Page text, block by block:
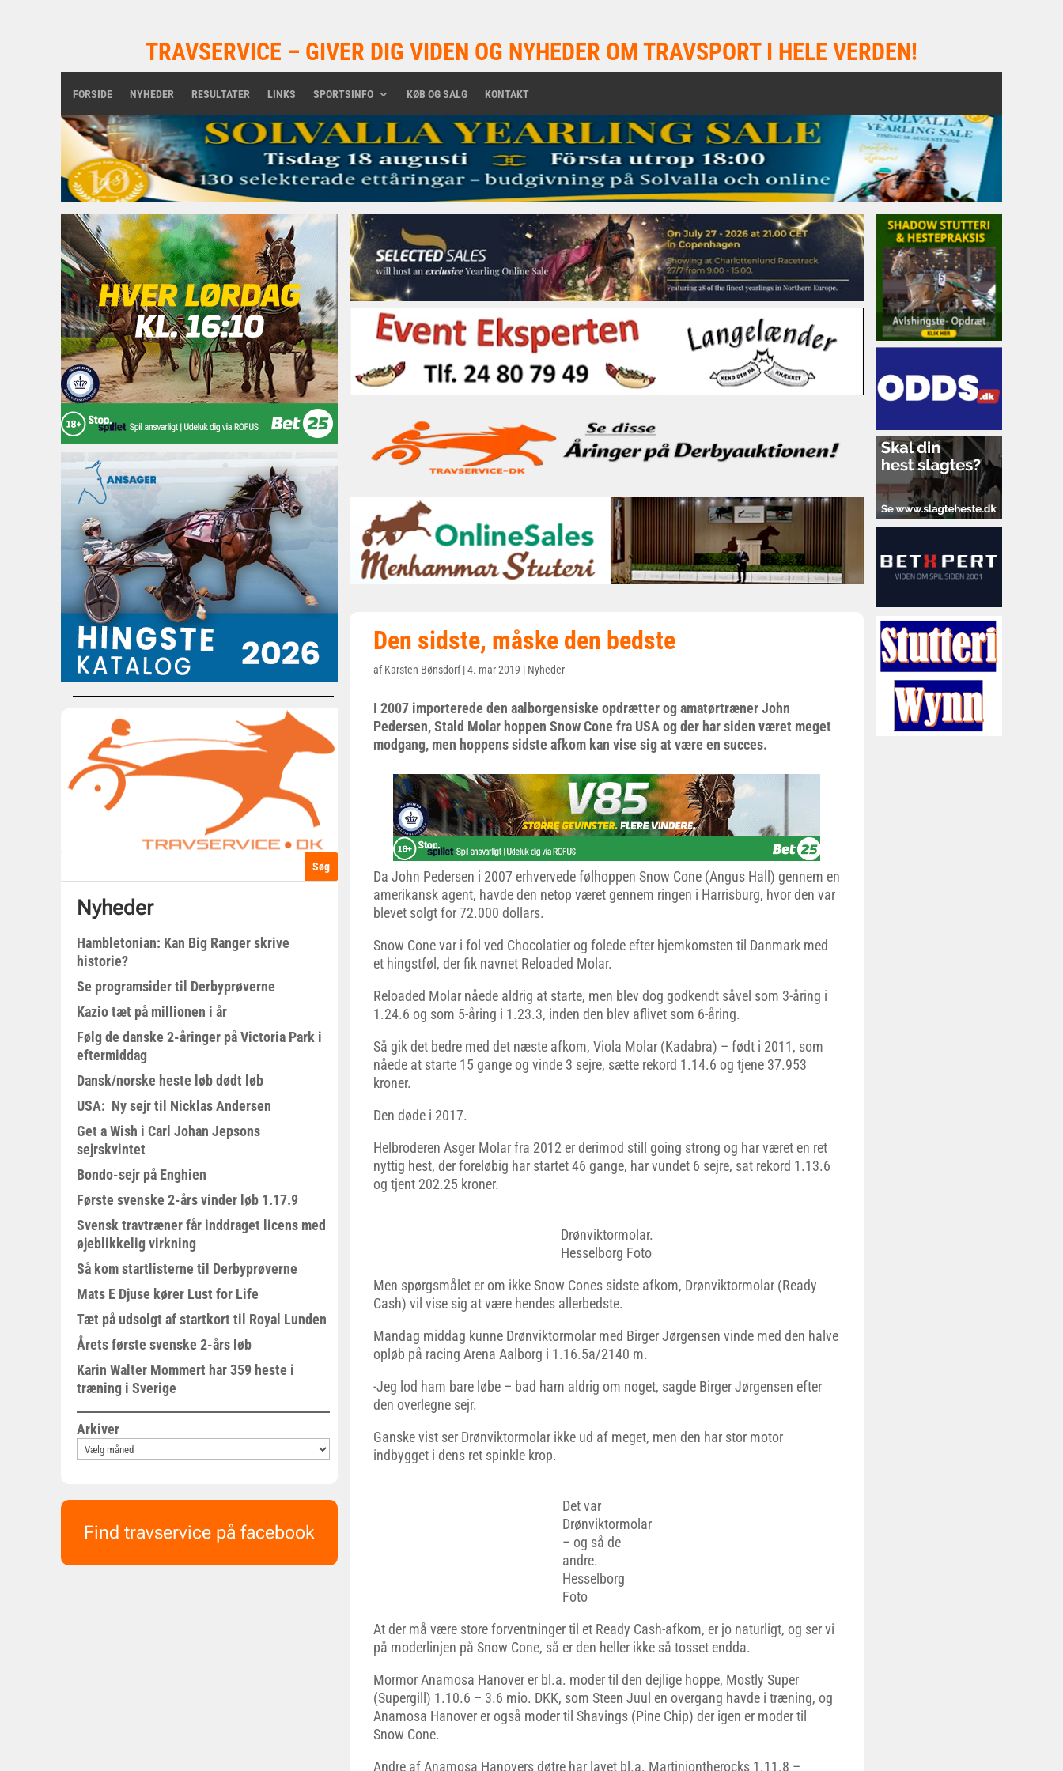
TRAVSERVICE – GIVER DIG VIDEN OG NYHEDER OM TRAVSPORT I HELE VERDEN!
FORSIDE NYHEDER RESULTATER LINKS SPORTSINFO KØB OG SALG KONTAKT
Nyheder
Hambletonian: Kan Big Ranger skrive
historie?
Se programsider til Derbyprøverne
Kazio tæt på millionen i år
Følg de danske 2-åringer på Victoria Park i
eftermiddag
Dansk/norske heste løb dødt løb
USA: Ny sejr til Nicklas Andersen
Get a Wish i Carl Johan Jepsons
sejrskvintet
Bondo-sejr på Enghien
Første svenske 2-års vinder løb 1.17.9
Svensk travtræner får inddraget licens med
øjeblikkelig virkning
Så kom startlisterne til Derbyprøverne
Mats E Djuse kører Lust for Life
Tæt på udsolgt af startkort til Royal Lunden
Årets første svenske 2-års løb
Karin Walter Mommert har 359 heste i
træning i Sverige
Arkiver
Find travservice på facebook
Den sidste, måske den bedste
afKarsten Bønsdorf|4. mar 2019 | Nyheder
I 2007 importerede den aalborgensiske opdrætter og amatørtræner John
Pedersen, Stald Molar hoppen Snow Cone fra USA og der har siden været meget
modgang, men hoppens sidste afkom kan vise sig at være en succes.
Da John Pedersen i 2007 erhvervede følhoppen Snow Cone (Angus Hall) gennem en
amerikansk agent, havde den netop været gennem ringen i Harrisburg, hvor den var
blevet solgt for 72.000 dollars.
Snow Cone var i fol ved Chocolatier og folede efter hjemkomsten til Danmark med
et hingstføl, der fik navnet Reloaded Molar.
Reloaded Molar nåede aldrig at starte, men blev dog godkendt såvel som 3-åring i
1.24.6 og som 5-åring i 1.23.3, inden den blev aflivet som 6-åring.
Så gik det bedre med det næste afkom, Viola Molar (Kadabra) – født i 2011, som
nåede at starte 15 gange og vinde 3 sejre, sætte rekord 1.14.6 og tjene 37.953
kroner.
Den døde i 2017.
Helbroderen Asger Molar fra 2012 er derimod still going strong og har været en ret
nyttig hest, der foreløbig har startet 46 gange, har vundet 6 sejre, sat rekord 1.13.6
og tjent 202.25 kroner.
Drønviktormolar.
Hesselborg Foto
Men spørgsmålet er om ikke Snow Cones sidste afkom, Drønviktormolar (Ready
Cash) vil vise sig at være hendes allerbedste.
Mandag middag kunne Drønviktormolar med Birger Jørgensen vinde med den halve
opløb på racing Arena Aalborg i 1.16.5a/2140 m.
-Jeg lod ham bare løbe – bad ham aldrig om noget, sagde Birger Jørgensen efter
den overlegne sejr.
Ganske vist ser Drønviktormolar ikke ud af meget, men den har stor motor
indbygget i dens ret spinkle krop.
Det var
Drønviktormolar
– og så de
andre.
Hesselborg
Foto
At der må være store forventninger til et Ready Cash-afkom, er jo naturligt, og ser vi
på moderlinjen på Snow Cone, så er den heller ikke så tosset endda.
Mormor Anamosa Hanover er bl.a. moder til den dejlige hoppe, Mostly Super
(Supergill) 1.10.6 – 3.6 mio. DKK, som Steen Juul en overgang havde i træning, og
Anamosa Hanover er også moder til Shavings (Pine Chip) der igen er moder til
Snow Cone.
Andre af Anamosa Hanovers døtre har lavet bl.a. Martiniontherocks 1.11.8 –